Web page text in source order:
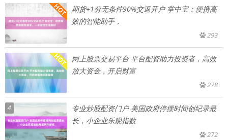
期货+1分无条件90%交返开户 掌中宝：便携高
效的智能助手，
293
网上股票交易平台 平台配资助力投资者，高效
放大资金，开启财富
278
4
专业炒股配资门户 美国政府停摆时间创纪录最
长，小企业乐观指数
272